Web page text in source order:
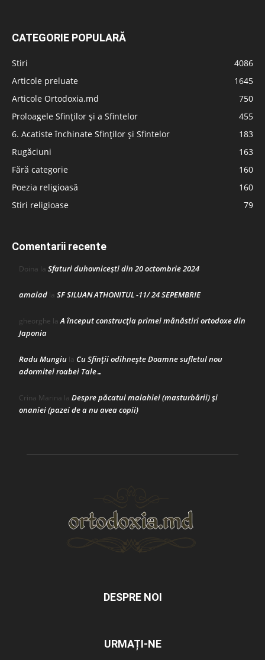
CATEGORIE POPULARĂ
Stiri
4086
Articole preluate
1645
Articole Ortodoxia.md
750
Proloagele Sfinților și a Sfintelor
455
6. Acatiste închinate Sfinților și Sfintelor
183
Rugăciuni
163
Fără categorie
160
Poezia religioasă
160
Stiri religioase
79
Comentarii recente
Doina la Sfaturi duhovnicești din 20 octombrie 2024
amalad la SF SILUAN ATHONITUL -11/ 24 SEPEMBRIE
gheorghe laA început construcţia primei mănăstiri ortodoxe din
Japonia
Radu Mungiu la Cu Sfinții odihnește Doamne sufletul nou
adormitei roabei Tale…
Crina Marina la Despre păcatul malahiei (masturbării) şi
onaniei (pazei de a nu avea copii)
DESPRE NOI
URMAȚI-NE